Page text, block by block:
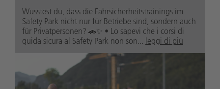
Wusstest du, dass die Fahrsicherheitstrainings im
Safety Park nicht nur für Betriebe sind, sondern auch
für Privatpersonen? 🚗✨ • Lo sapevi che i corsi di
guida sicura al Safety Park non son... leggi di più